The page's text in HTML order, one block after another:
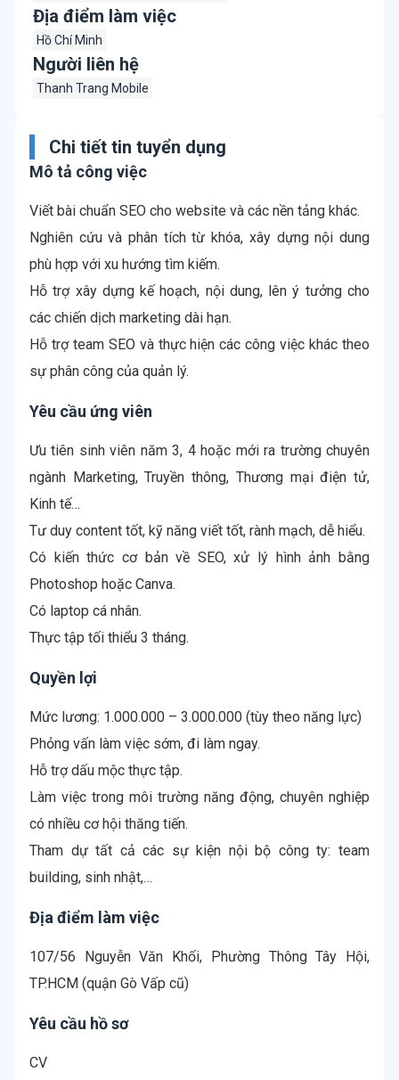
Địa điểm làm việc
Hồ Chí Minh
Người liên hệ
Thanh Trang Mobile
Chi tiết tin tuyển dụng
Mô tả công việc
Viết bài chuẩn SEO cho website và các nền tảng khác.
Nghiên cứu và phân tích từ khóa, xây dựng nội dung
phù hợp với xu hướng tìm kiếm.
Hỗ trợ xây dựng kế hoạch, nội dung, lên ý tưởng cho
các chiến dịch marketing dài hạn.
Hỗ trợ team SEO và thực hiện các công việc khác theo
Yêu cầu ứng viên
Ưu tiên sinh viên năm 3, 4 hoặc mới ra trường chuyên
ngành Marketing, Truyền thông, Thương mại điện tử,
Kinh tế…
Tư duy content tốt, kỹ năng viết tốt, rành mạch, dễ hiểu.
Có kiến thức cơ bản về SEO, xử lý hình ảnh bằng
Photoshop hoặc Canva.
Có laptop cá nhân.
Quyền lợi
Mức lương: 1.000.000 – 3.000.000 (tùy theo năng lực)
Phỏng vấn làm việc sớm, đi làm ngay.
Hỗ trợ dấu mộc thực tập.
Làm việc trong môi trường năng động, chuyên nghiệp
có nhiều cơ hội thăng tiến.
Tham dự tất cả các sự kiện nội bộ công ty: team
Địa điểm làm việc
107/56 Nguyễn Văn Khối, Phường Thông Tây Hội,
TP.HCM (quận Gò Vấp cũ)
Yêu cầu hồ sơ
CV